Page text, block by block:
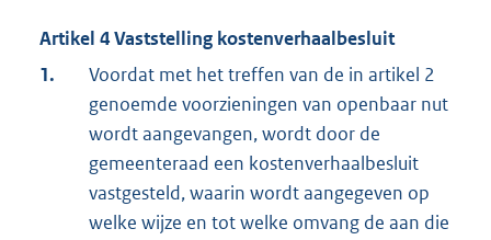
Artikel 4 Vaststelling kostenverhaalbesluit
1.
Voordat met het treffen van de in artikel 2
genoemde voorzieningen van openbaar nut
wordt aangevangen, wordt door de
gemeenteraad een kostenverhaalbesluit
vastgesteld, waarin wordt aangegeven op
welke wijze en tot welke omvang de aan die